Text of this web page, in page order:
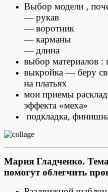
Выбор модели ,
— рукав
— воротник
— карманы
— длина
выбор материалов :
выкройка — беру
на платьях
мои приемы
эффекта «меха»
подкладка,
Мария Гладченко.
помогут облегчить